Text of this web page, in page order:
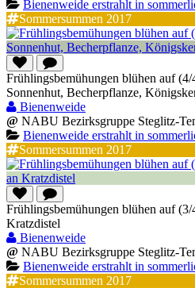
Bienenweide erstrahlt in
Sommersummen 2017
Frühlingsbemühungen blühen auf
Sonnenhut, Becherpflanze,
Bienenweide
@ NABU Bezirksgruppe Steglitz-
Bienenweide erstrahlt in
Sommersummen 2017
Frühlingsbemühungen blühen auf
Kratzdistel
Bienenweide
@ NABU Bezirksgruppe Steglitz-
Bienenweide erstrahlt in
Sommersummen 2017